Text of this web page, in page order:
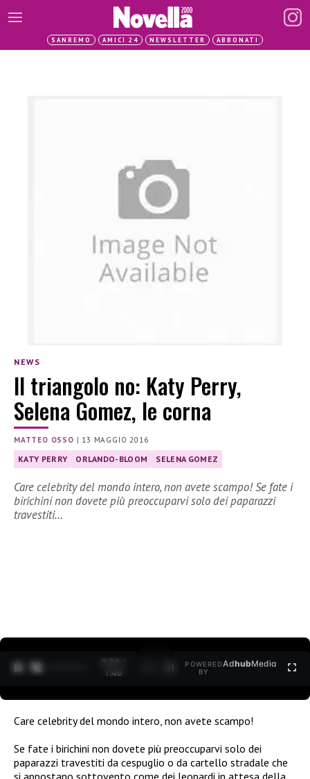
SANREMO AMICI 24 NEWSLETTER ABBONATI
NEWS
Il triangolo no: Katy Perry,
Selena Gomez, le corna
MATTEO OSSO | 13 MAGGIO 2016
KATY PERRY ORLANDO-BLOOM SELENA GOMEZ
Care celebrity del mondo intero, non avete scampo! Se fate i
birichini non dovete più preoccuparvi solo dei paparazzi
travestiti…
0:30 /
1:40
POWERED
BY
AdhubMedia
Care celebrity del mondo intero, non avete scampo!
Se fate i birichini non dovete più preoccuparvi solo dei
paparazzi travestiti da cespuglio o da cartello stradale che
si appostano sottovento come dei leopardi in attesa della